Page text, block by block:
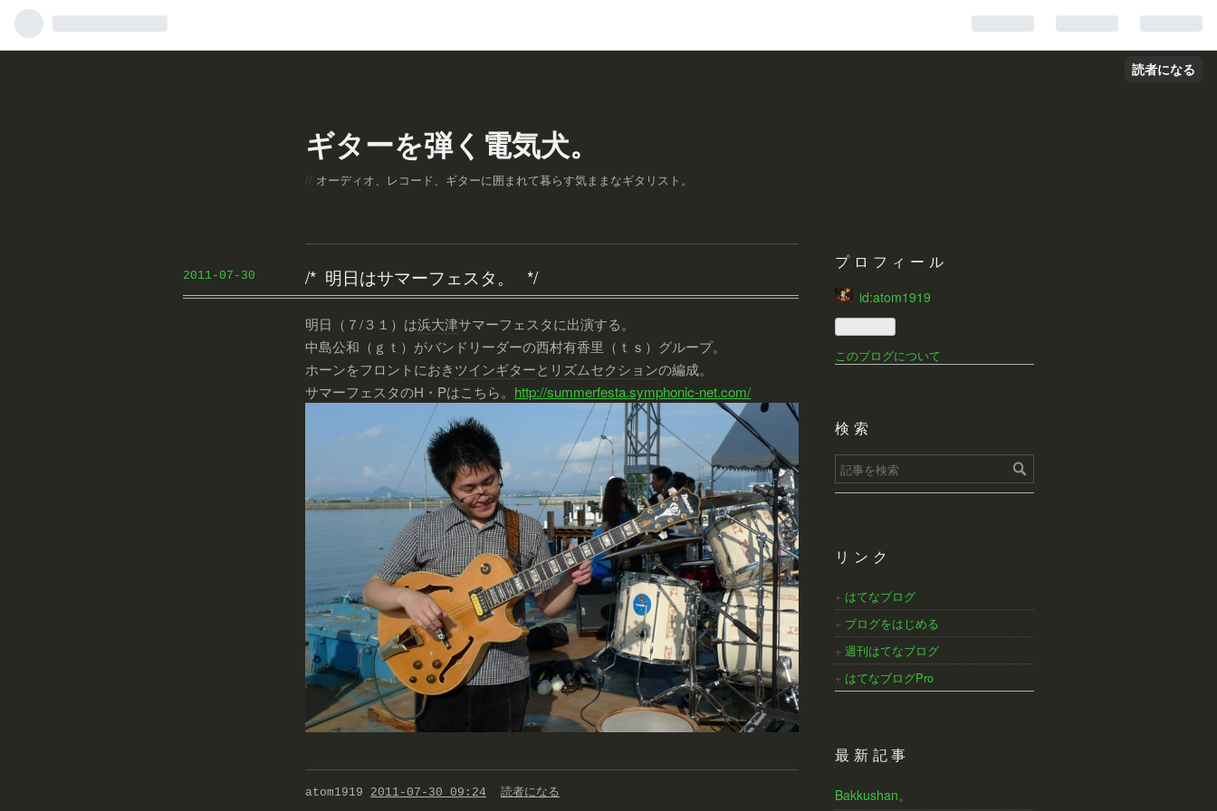
読者になる
ギターを弾く電気犬。
オーディオ、レコード、ギターに囲まれて暮らす気ままなギタリスト。
2011-07 - 30 明日はサマーフェスタ。
明日（７/３１）は浜大津サマーフェスタに出演する。
中島公和（ｇｔ）がバンドリーダーの西村有香里（ｔｓ）グループ。
ホーンをフロントにおきツインギターと リズムセクションの編成。
サマーフェスタのH・Pはこちら。 http://summerfesta.symphonic-net.com/
atom1919 2011-07-30 09:24 読者になる
プロフィール
id:atom1919
このブログについて
検索
リンク
はてなブログ
ブログをはじめる
週刊はてなブログ
はてなブログPro
最新記事
Bakkushan。